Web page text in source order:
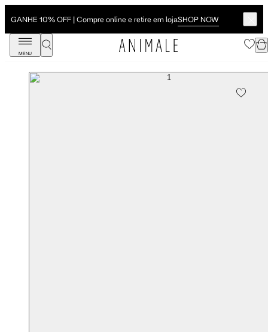
GANHE 10% OFF | Compre online e retire em lojaSHOP NOW
MENU